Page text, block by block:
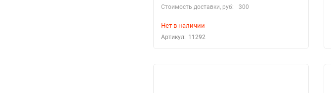
Стоимость доставки, руб: 300
Нет в наличии
Артикул: 11292